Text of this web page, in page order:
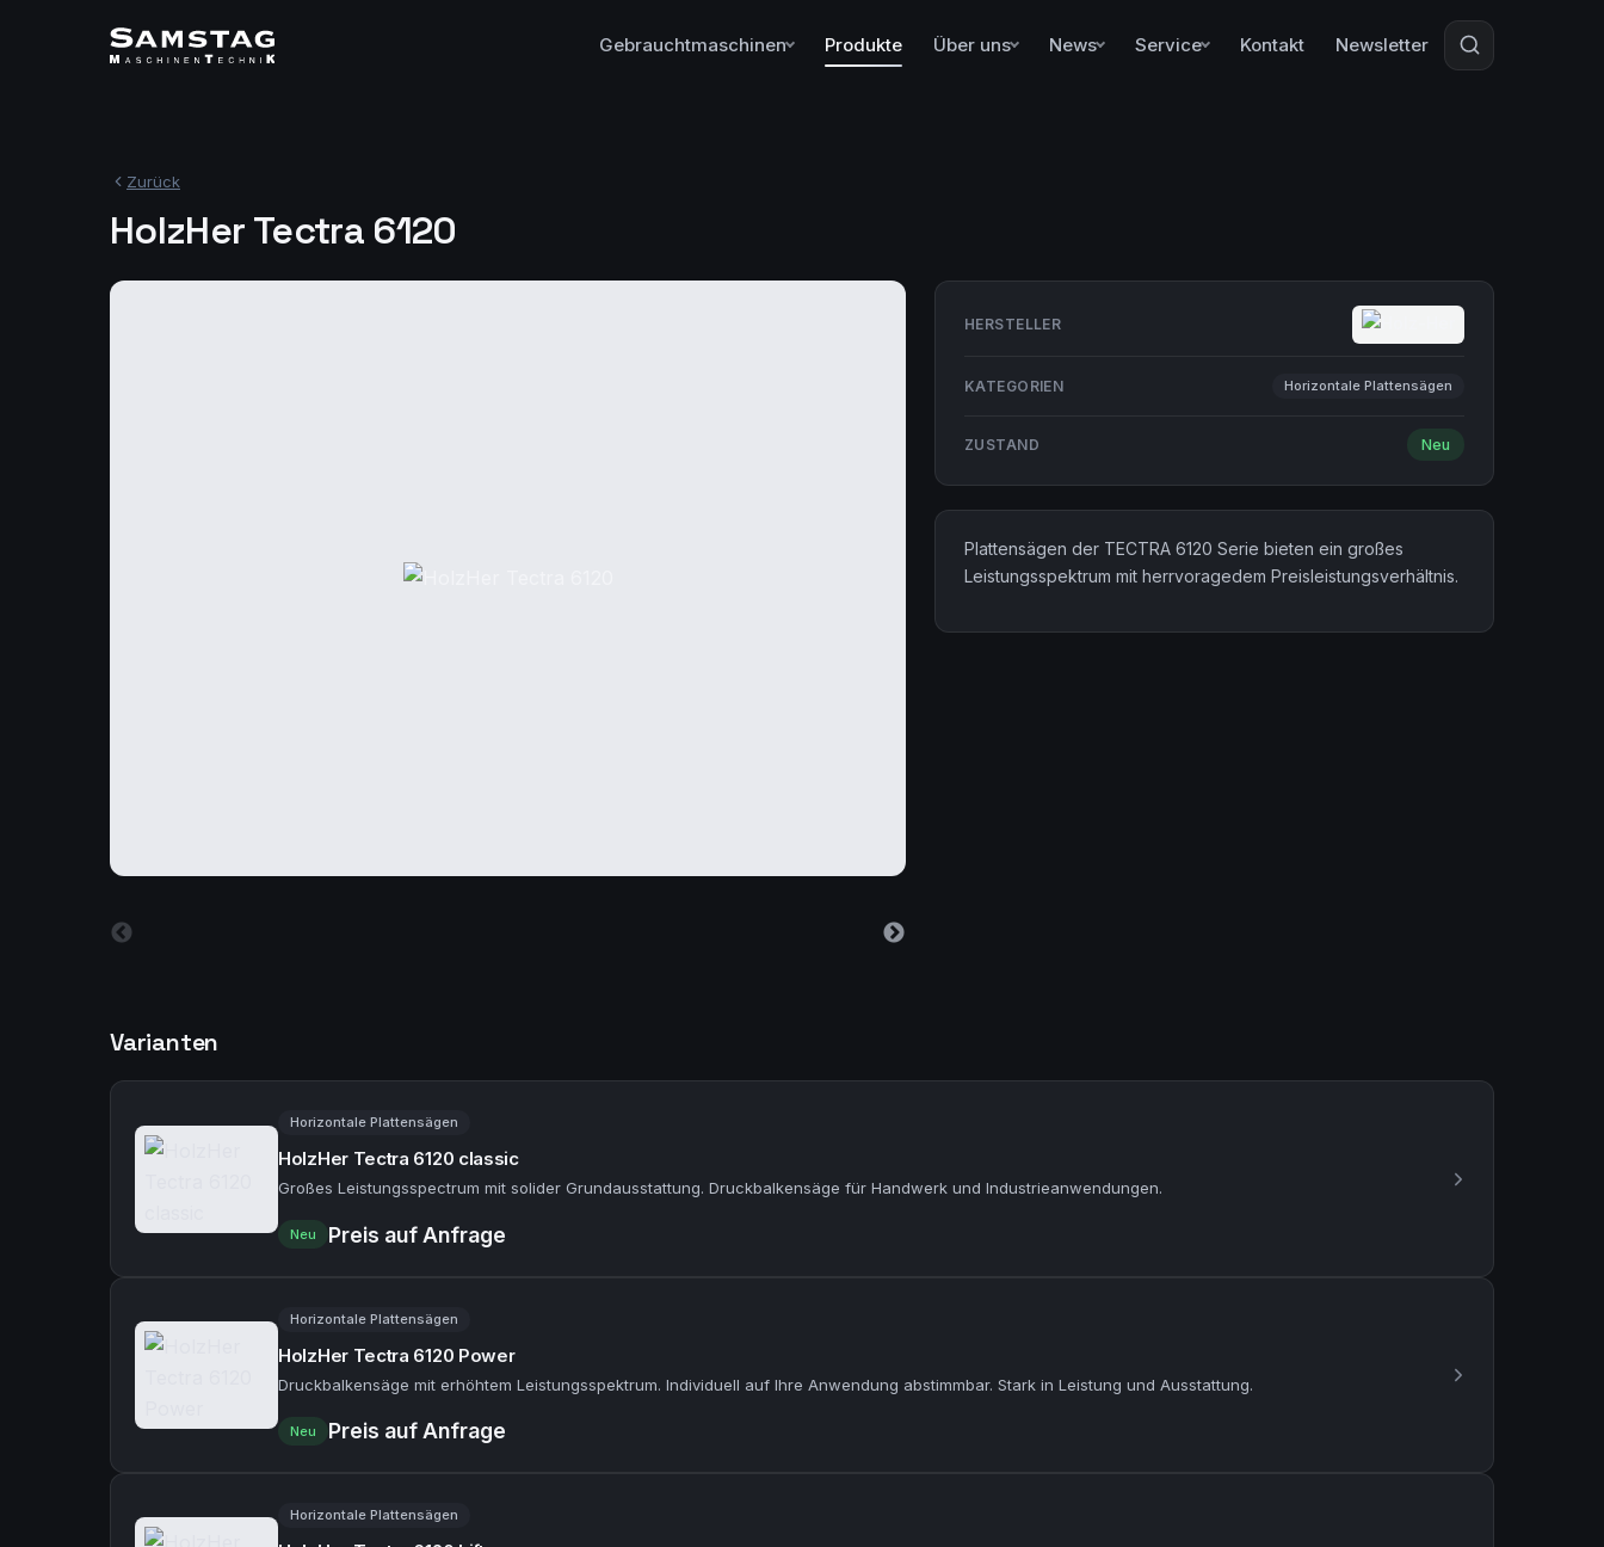
Gebrauchtmaschinen Produkte Über uns News Service Kontakt Newsletter
Zurück
HolzHer Tectra 6120
HERSTELLER
KATEGORIEN Horizontale Plattensägen
ZUSTAND Neu
Plattensägen der TECTRA 6120 Serie bieten ein großes
Leistungsspektrum mit herrvoragedem Preisleistungsverhältnis.
Varianten
Horizontale Plattensägen
HolzHer Tectra 6120 classic
Großes Leistungsspectrum mit solider Grundausstattung. Druckbalkensäge für Handwerk und Industrieanwendungen.
Neu Preis auf Anfrage
Horizontale Plattensägen
HolzHer Tectra 6120 Power
Druckbalkensäge mit erhöhtem Leistungsspektrum. Individuell auf Ihre Anwendung abstimmbar. Stark in Leistung und Ausstattung.
Neu Preis auf Anfrage
Horizontale Plattensägen